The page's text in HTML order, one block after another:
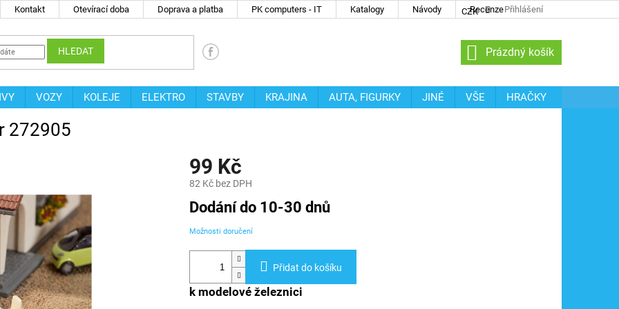
Kontakt Otevírací doba Doprava a platba PK computers - IT Katalogy Návody Recenze
CZK Přihlášení
HLEDAT
NÁKUPNÍ
KOŠÍK
Prázdný košík
VOZY KOLEJE ELEKTRO STAVBY KRAJINA AUTA, FIGURKY JINÉ VŠE
HRAČKY
272905
99 Kč
82 Kč bez DPH
Měrná
cena:
Dodání do 10-30 dnů
Možnosti doručení
Přidat do košíku
k modelové železnici